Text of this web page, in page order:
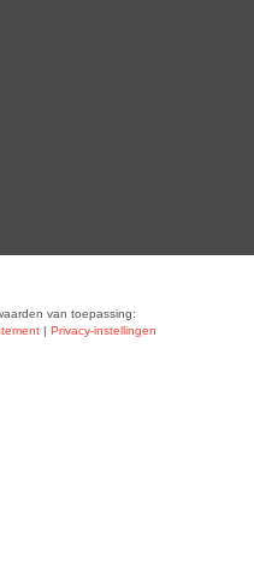
van toepassing:
| Privacy-instellingen